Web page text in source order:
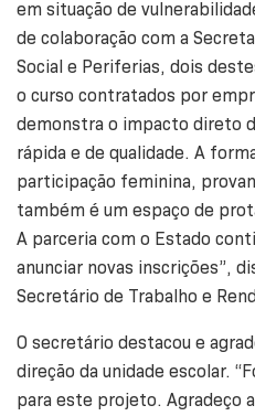
em situação de
de colaboração com a
Social e Periferias, dois
o curso contratados por
demonstra o impacto direto
rápida e de qualidade. A
participação feminina,
também é um espaço de
A parceria com o Estado
anunciar novas inscrições”,
Secretário de Trabalho e
O secretário destacou e
direção da unidade escolar.
para este projeto. Agradeço